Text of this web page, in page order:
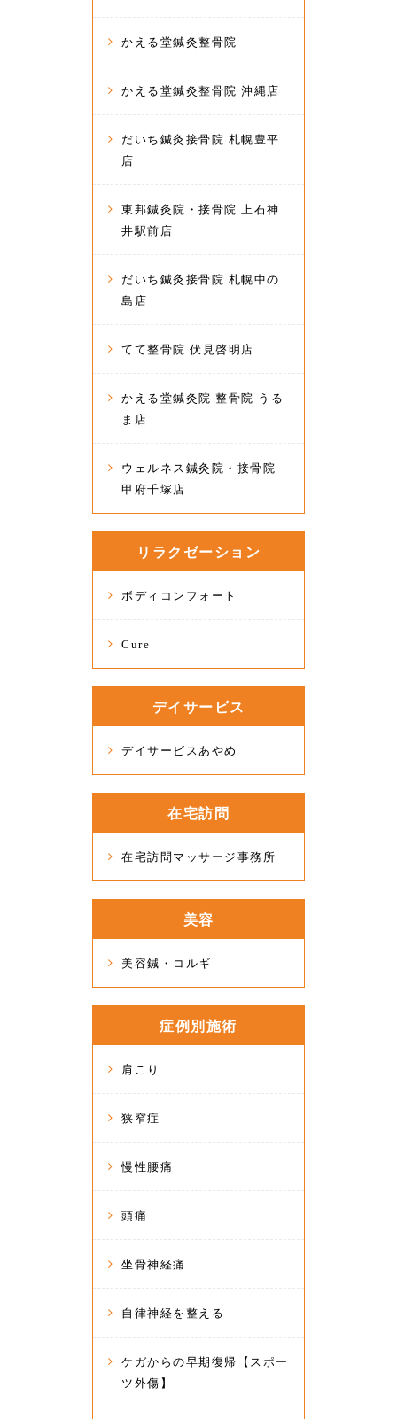
かえる堂鍼灸整骨院
かえる堂鍼灸整骨院 沖縄店
だいち鍼灸接骨院 札幌豊平
店
東邦鍼灸院・接骨院 上石神
井駅前店
だいち鍼灸接骨院 札幌中の
島店
てて整骨院 伏見啓明店
かえる堂鍼灸院 整骨院 うる
ま店
ウェルネス鍼灸院・接骨院
甲府千塚店
リラクゼーション
ボディコンフォート
Cure
デイサービス
デイサービスあやめ
在宅訪問
在宅訪問マッサージ事務所
美容
美容鍼・コルギ
症例別施術
肩こり
狭窄症
慢性腰痛
頭痛
坐骨神経痛
自律神経を整える
ケガからの早期復帰【スポー
ツ外傷】